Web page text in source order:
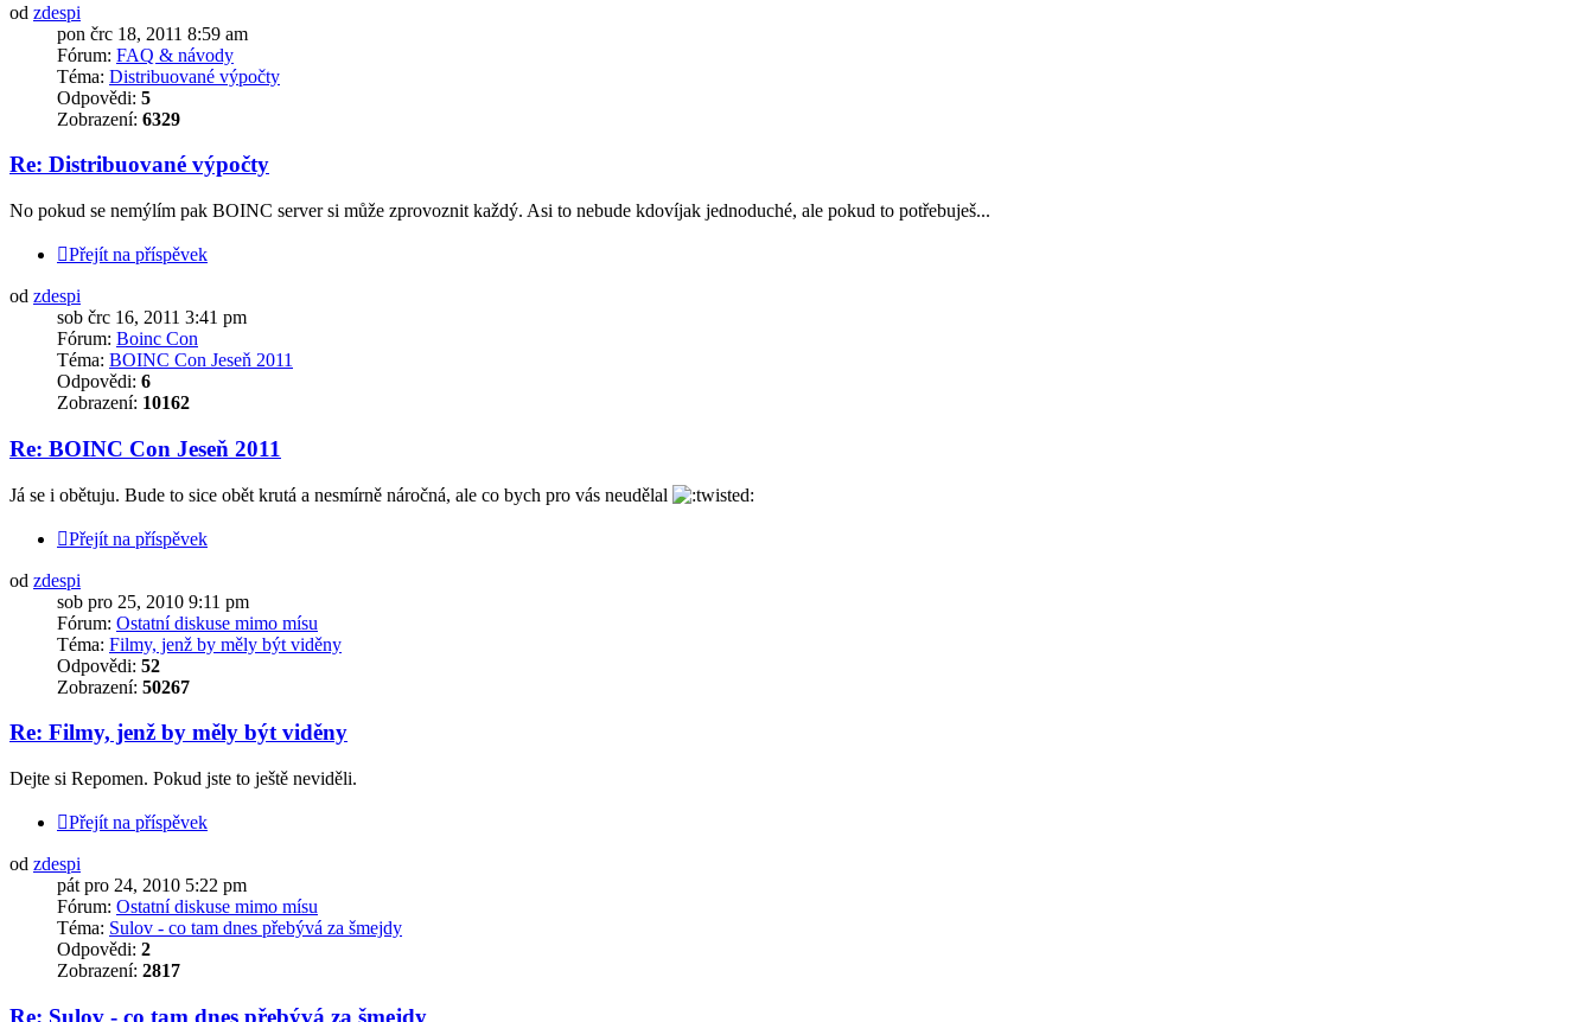
od zdespi
pon črc 18, 2011 8:59 am
Fórum: FAQ & návody
Téma: Distribuované výpočty
Odpovědi: 5
Zobrazení: 6329
Re: Distribuované výpočty
No pokud se nemýlím pak BOINC server si může zprovoznit každý. Asi to nebude kdovíjak jednoduché, ale pokud to potřebuješ...
Přejít na příspěvek
od zdespi
sob črc 16, 2011 3:41 pm
Fórum: Boinc Con
Téma: BOINC Con Jeseň 2011
Odpovědi: 6
Zobrazení: 10162
Re: BOINC Con Jeseň 2011
Já se i obětuju. Bude to sice obět krutá a nesmírně náročná, ale co bych pro vás neudělal
Přejít na příspěvek
od zdespi
sob pro 25, 2010 9:11 pm
Fórum: Ostatní diskuse mimo mísu
Téma: Filmy, jenž by měly být viděny
Odpovědi: 52
Zobrazení: 50267
Re: Filmy, jenž by měly být viděny
Dejte si Repomen. Pokud jste to ještě neviděli.
Přejít na příspěvek
od zdespi
pát pro 24, 2010 5:22 pm
Fórum: Ostatní diskuse mimo mísu
Téma: Sulov - co tam dnes přebývá za šmejdy
Odpovědi: 2
Zobrazení: 2817
Re: Sulov - co tam dnes přebývá za šmejdy